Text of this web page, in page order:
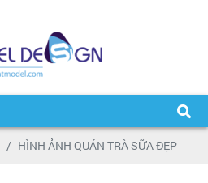
HÌNH ẢNH QUÁN TRÀ SỮA ĐẸP